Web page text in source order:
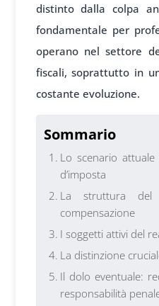
distinto dalla colpa
fondamentale per
operano nel settore
fiscali, soprattutto in
costante evoluzione.
Sommario
Lo scenario
d’imposta
La struttura
compensazione
I soggetti attivi del
La distinzione
Il dolo eventuale:
responsabilità